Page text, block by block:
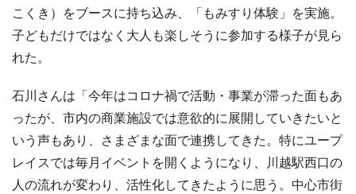
こくき）をブースに持ち込み、「もみすり体験」を実施。
子どもだけではなく大人も楽しそうに参加する様子が見ら
れた。
石川さんは「今年はコロナ禍で活動・事業が滞った面もあ
ったが、市内の商業施設では意欲的に展開していきたいと
いう声もあり、さまざまな面で連携してきた。特にユープ
レイスでは毎月イベントを開くようになり、川越駅西口の
人の流れが変わり、活性化してきたように思う。中心市街